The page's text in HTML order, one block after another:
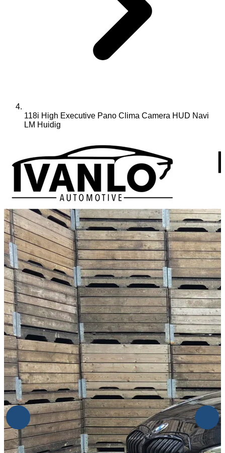
118i High Executive Pano Clima Camera HUD Navi
LM Huidig